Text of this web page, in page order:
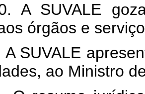
A SUVALE
órgãos e
A SUVALE
ao Ministro